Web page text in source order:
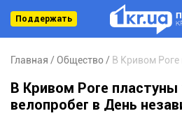
Поддержать
Главная Общество
В Кривом Роге пластуны
велопробег в День